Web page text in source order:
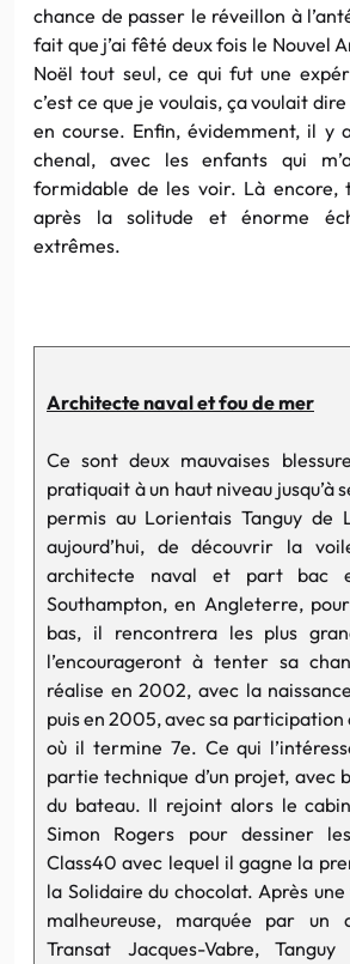
chance de passer le réveillon à
fait que j’ai fêté deux fois le Nouvel
Noël tout seul, ce qui fut une
c’est ce que je voulais, ça voulait
en course. Enfin, évidemment, il y
chenal, avec les enfants qui
formidable de les voir. Là encore,
après la solitude et énorme
extrêmes.
Architecte naval et fou de mer
Ce sont deux mauvaises
pratiquait à un haut niveau jusqu’à
permis au LorientaisTanguy de
aujourd’hui, de découvrir la
architecte naval et part bac
Southampton, en Angleterre,
bas, il rencontrera les plus
l’encourageront à tenter sa
réalise en 2002, avec la
puis en 2005, avec sa participation
où il termine 7e. Ce qui
partie technique d’un projet, avec
du bateau. Il rejoint alors le
Simon Rogers pour dessiner
Class40 avec lequel il gagne la
la Solidaire du chocolat. Après une
malheureuse, marquée par un
Transat Jacques-Vabre,Tanguy